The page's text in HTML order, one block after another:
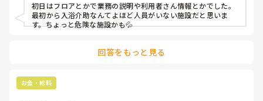
初日はフロアとかで業務の説明や利用者さん情報とかでした。
最初から入浴介助なんてよほど人員がいない施設だと思いま
す。ちょっと危険な施設かも💦
回答をもっと見る
お金・給料